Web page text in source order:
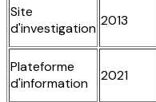
Site
d'investigation 2013
Plateforme
d'information
2021